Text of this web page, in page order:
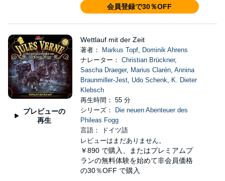
会員登録で30％OFF
プレビューの
再生
Wettlauf mit der Zeit
著者： Markus Topf, Dominik Ahrens
ナレーター： Christian Brückner,
Sascha Draeger, Marius Clarén, Annina
Braunmiller-Jest, Udo Schenk, K. Dieter
Klebsch
再生時間： 55 分
シリーズ：
Die neuen Abenteuer des
Phileas Fogg
言語： ドイツ語
レビューはまだありません。
￥890 で購入、またはプレミアムプ
ランの無料体験を始めて非会員価格
の30％OFF で購入